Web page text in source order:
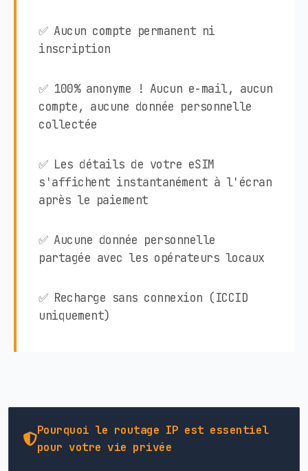
✅ Aucun compte permanent ni
inscription
✅ 100% anonyme ! Aucun e-mail, aucun
compte, aucune donnée personnelle
collectée
✅ Les détails de votre eSIM
s'affichent instantanément à l'écran
après le paiement
✅ Aucune donnée personnelle
partagée avec les opérateurs locaux
✅ Recharge sans connexion (ICCID
uniquement)
Pourquoi le routage IP est essentiel
pour votre vie privée